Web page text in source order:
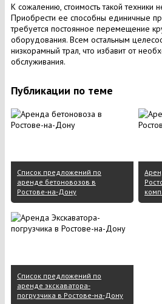
К сожалению, стоимость такой техники
Приобрести ее способны единичные
требуется постоянное перемещение
оборудования. Всем остальным
низкорамный трал, что избавит от
обслуживания.
Публикации по теме
Список предложений по
аренде бетоновозов в
Ростове-на-Дону
Список предложений по
аренде экскаватора-
погрузчика в Ростове-на-Дону